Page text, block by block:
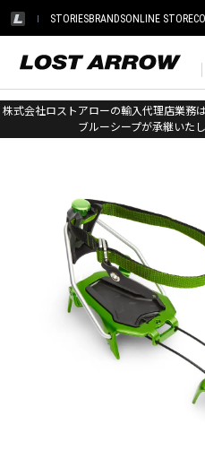
STORIESBRANDSONLINE STORE
株式会社ロストアローの輸入代理店業務
ブルーシープが承継いたし
ホーム > ブラックダイヤモンド > ア